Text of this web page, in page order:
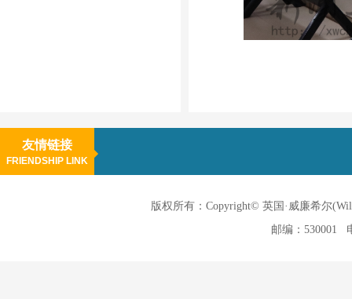
友情链接
FRIENDSHIP LINK
版权所有：Copyright© 英国·威廉希尔
邮编：530001